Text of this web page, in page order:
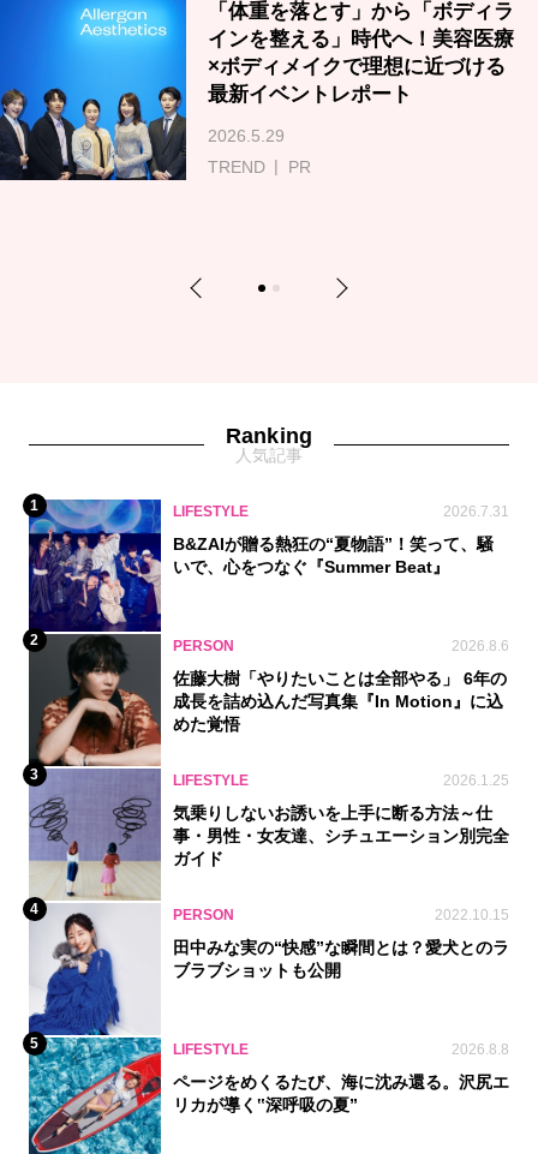
「体重を落とす」から「ボディラ
インを整える」時代へ！美容医療
×ボディメイクで理想に近づける
最新イベントレポート
2026.5.29
TREND
PR
Previous 1 2 Next
Ranking
人気記事
1 LIFESTYLE 2026.7.31
B&ZAIが贈る熱狂の“夏物語”！笑って、騒
いで、心をつなぐ『Summer Beat』
2 PERSON 2026.8.6
佐藤大樹「やりたいことは全部やる」 6年の
成長を詰め込んだ写真集『In Motion』に込
めた覚悟
3 LIFESTYLE 2026.1.25
気乗りしないお誘いを上手に断る方法～仕
事・男性・女友達、シチュエーション別完全
ガイド
4 PERSON 2022.10.15
田中みな実の“快感”な瞬間とは？愛犬とのラ
ブラブショットも公開
5 LIFESTYLE 2026.8.8
ページをめくるたび、海に沈み還る。沢尻エ
リカが導く‟深呼吸の夏”